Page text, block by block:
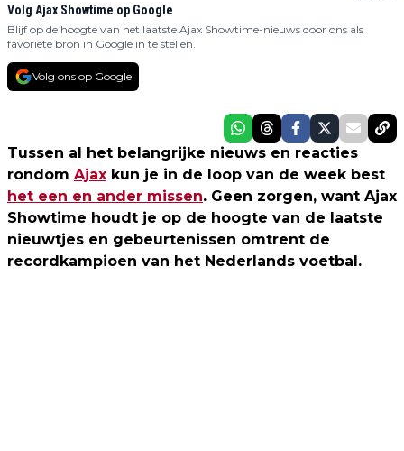
Volg Ajax Showtime op Google
Blijf op de hoogte van het laatste Ajax Showtime-nieuws door ons als
favoriete bron in Google in te stellen.
Volg ons op Google
Tussen al het belangrijke nieuws en reacties
rondom Ajax kun je in de loop van de week best
het een en ander missen. Geen zorgen, want Ajax
Showtime houdt je op de hoogte van de laatste
nieuwtjes en gebeurtenissen omtrent de
recordkampioen van het Nederlands voetbal.